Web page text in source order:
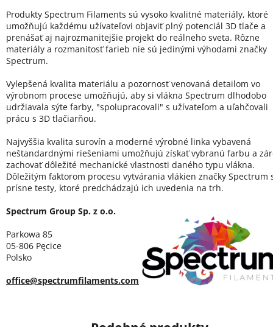
Produkty Spectrum Filaments sú vysoko kvalitné materiály, ktoré
umožňujú každému užívateľovi objaviť plný potenciál 3D tlače a
prenášať aj najrozmanitejšie projekt do reálneho sveta. Rôzne
materiály a rozmanitosť farieb nie sú jedinými výhodami značky
Spectrum.
Vylepšená kvalita materiálu a pozornosť venovaná detailom vo
výrobnom procese umožňujú, aby si vlákna Spectrum dlhodobo
udržiavala sýte farby, "spolupracovali" s užívateľom a uľahčovali
prácu s 3D tlačiarňou.
Najvyššia kvalita surovín a moderné výrobné linka vybavená
neštandardnými riešeniami umožňujú získať vybranú farbu a
zachovať dôležité mechanické vlastnosti daného typu vlákna.
Dôležitým faktorom procesu vytvárania vlákien značky Spectrum
prísne testy, ktoré predchádzajú ich uvedenia na trh.
Spectrum Group Sp. z o.o.
Parkowa 85
05-806 Pęcice
Polsko
office@spectrumfilaments.com